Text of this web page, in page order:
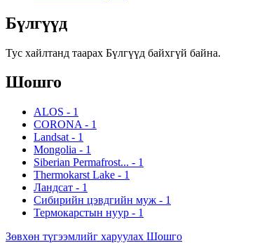
Бүлгүүд
Тус хайлтанд таарах Бүлгүүд байхгүй байна.
Шошго
ALOS - 1
CORONA - 1
Landsat - 1
Mongolia - 1
Siberian Permafrost... - 1
Thermokarst Lake - 1
Ландсат - 1
Сибирийн цэвдгийн муж - 1
Термокарстын нуур - 1
Зөвхөн түгээмлийг харуулах Шошго